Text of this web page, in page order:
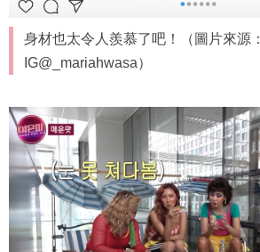
身材也太令人羨慕了吧！（圖片來源：
IG@_mariahwasa）